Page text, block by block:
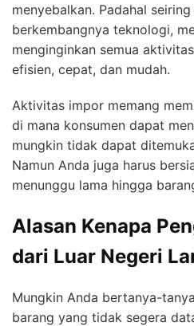
menyebalkan. Padahal
berkembangnya teknologi,
menginginkan semua
efisien, cepat, dan mudah.
Aktivitas impor memang
di mana konsumen dapat
mungkin tidak dapat
Namun Anda juga harus
menunggu lama hingga
Alasan Kenapa
dari Luar Negeri
Mungkin Anda bertanya-
barang yang tidak segera